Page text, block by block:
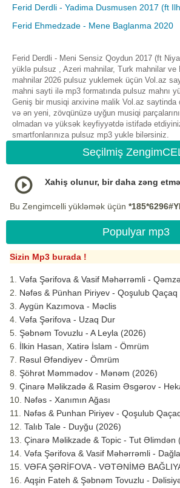
Ferid Derdli - Yadima Dusmusen 2017 (ft
Ferid Ehmedzade - Mene Baglanma 2020
Ferid Derdli - Meni Sensiz Qoydun 2017 (ft
yüklə pulsuz , Azeri mahnilar, Turk mahnilar ve
mahnilar 2026 pulsuz yuklemek üçün Vol.az
mahni sayti ilə mp3 formatında pulsuz mahnı
Geniş bir musiqi arxivinə malik Vol.az saytinda
və ən yeni, zövqünüzə uyğun musiqi
olmadan və yüksək keyfiyyətdə istifadə
smartfonlarınıza pulsuz mp3 yukle bilərsiniz.
Seçilmiş
Xahiş olunur, bir daha zəng
Bu Zengimcelli yükləmək üçün
Populyar mp3
Sizin Mp3 burada !
Vəfa Şərifova & Vasif Məhərrəmli -
Nəfəs & Pünhan Piriyev - Qoşulub Qaçaq
Aygün Kazımova - Məclis
Vəfa Şərifova - Uzaq Dur
Şəbnəm Tovuzlu - A Leyla (2026)
İlkin Hasan, Xatirə İslam - Ömrüm
Rəsul Əfəndiyev - Ömrüm
Şöhrət Məmmədov - Mənəm (2026)
Çinarə Məlikzadə & Rasim Əsgərov -
Nəfəs - Xanımın Ağası
Nəfəs & Punhan Piriyev - Qoşulub
Talıb Tale - Duyğu (2026)
Çinarə Məlikzade & Topic - Tut Əlimdən
Vəfa Şərifova & Vasif Məhərrəmli -
VƏFA ŞƏRİFOVA - VƏTƏNİMƏ
Aqşin Fateh & Şəbnəm Tovuzlu -